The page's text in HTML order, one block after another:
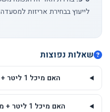
לייעוץ בבחירת אריזות
שאלות נפוצות
האם מיכל 1 ליטר + מכסה אטום לנוזלים?
האם מיכל 1 ליטר + מכסה מתאים להקפאה?